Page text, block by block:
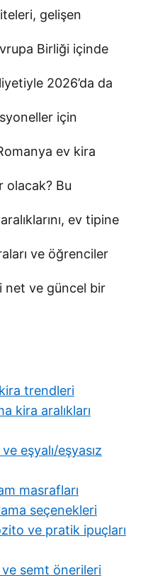
gelişen
Birliği içinde
2026’da da
için
ev kira
olacak? Bu
ev tipine
ve öğrenciler
net ve güncel bir
kira trendleri
kira aralıkları
eşyalı/eşyasız
masrafları
seçenekleri
ve pratik ipuçları
semt önerileri